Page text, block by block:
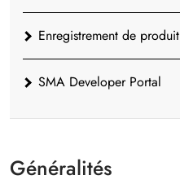
Enregistrement de produit
SMA Developer Portal
Généralités